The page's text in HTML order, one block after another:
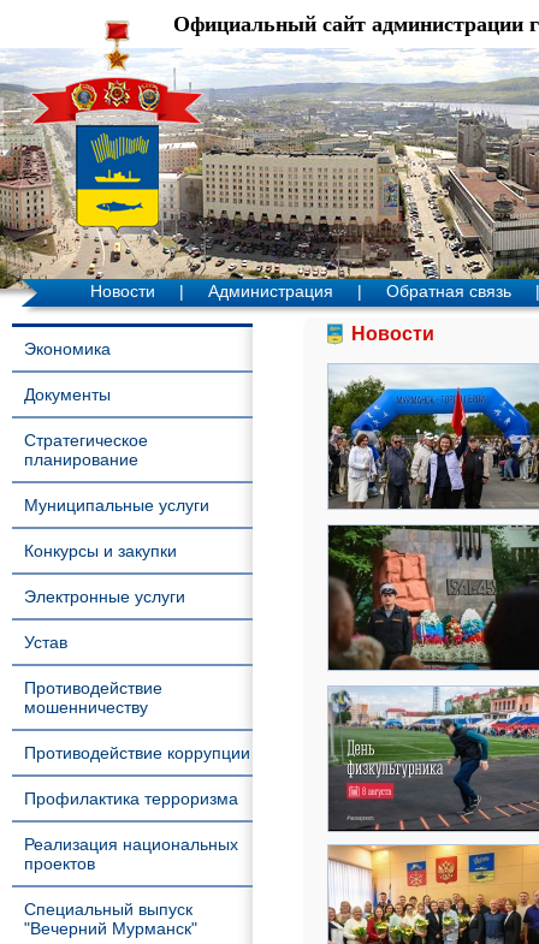
Официальный сайт администрации
Новости | Администрация | Обратная связь |
Экономика
Документы
Стратегическое
планирование
Муниципальные услуги
Конкурсы и закупки
Электронные услуги
Устав
Противодействие
мошенничеству
Противодействие коррупции
Профилактика терроризма
Реализация национальных
проектов
Специальный выпуск
"Вечерний Мурманск"
Новости